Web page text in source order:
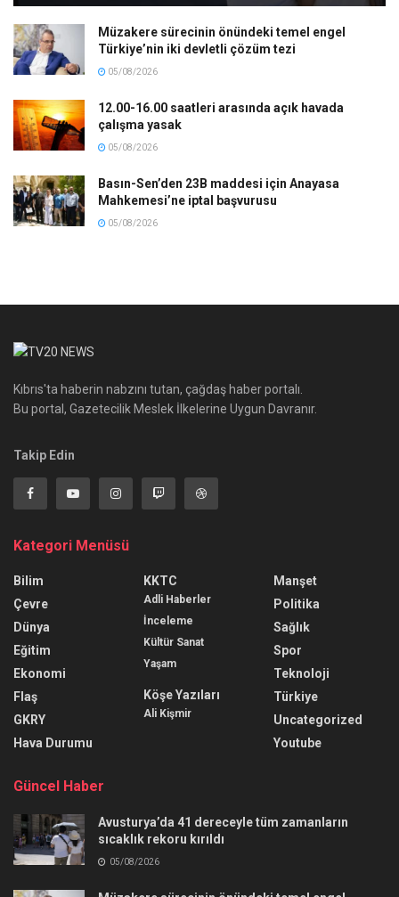
Müzakere sürecinin önündeki temel engel
Türkiye’nin iki devletli çözüm tezi
05/08/2026
12.00-16.00 saatleri arasında açık havada
çalışma yasak
05/08/2026
Basın-Sen’den 23B maddesi için Anayasa
Mahkemesi’ne iptal başvurusu
05/08/2026
Kıbrıs'ta haberin nabzını tutan, çağdaş haber portalı.
Bu portal, Gazetecilik Meslek İlkelerine Uygun Davranır.
Takip Edin
Kategori Menüsü
Bilim
Çevre
Dünya
Eğitim
Ekonomi
Flaş
GKRY
Hava Durumu
KKTC
Adli Haberler
İnceleme
Kültür Sanat
Yaşam
Köşe Yazıları
Ali Kişmir
Manşet
Politika
Sağlık
Spor
Teknoloji
Türkiye
Uncategorized
Youtube
Güncel Haber
Avusturya’da 41 dereceyle tüm zamanların
sıcaklık rekoru kırıldı
05/08/2026